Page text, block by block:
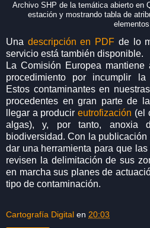
Archivo SHP de la temática abierto en
estación y mostrando tabla de
Una descripción en PDF de lo
servicio está también disponible.
La Comisión Europea
procedimiento por incumplir la
Estos contaminantes en
procedentes en gran parte de
llegar a producireutrofización (el
algas), y, por tanto, anoxia
biodiversidad. Con la
dar una herramienta para que
revisen la delimitación de sus
en marcha sus planes de
tipo de contaminación.
Cartografía Digital en 20:03